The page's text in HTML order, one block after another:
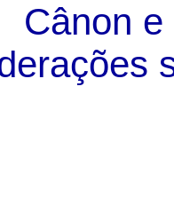
Cânon